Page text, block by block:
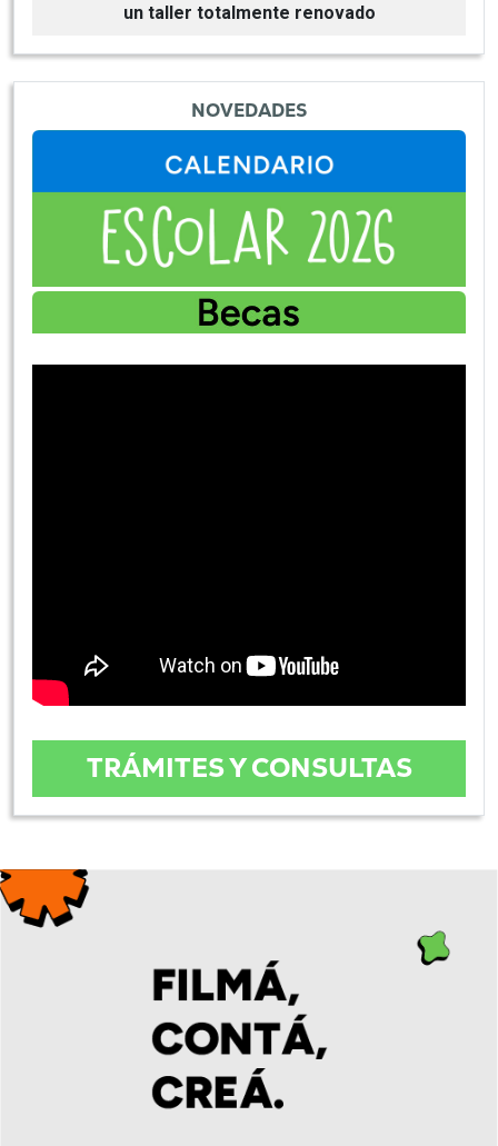
un taller totalmente renovado
NOVEDADES
TRÁMITES Y CONSULTAS